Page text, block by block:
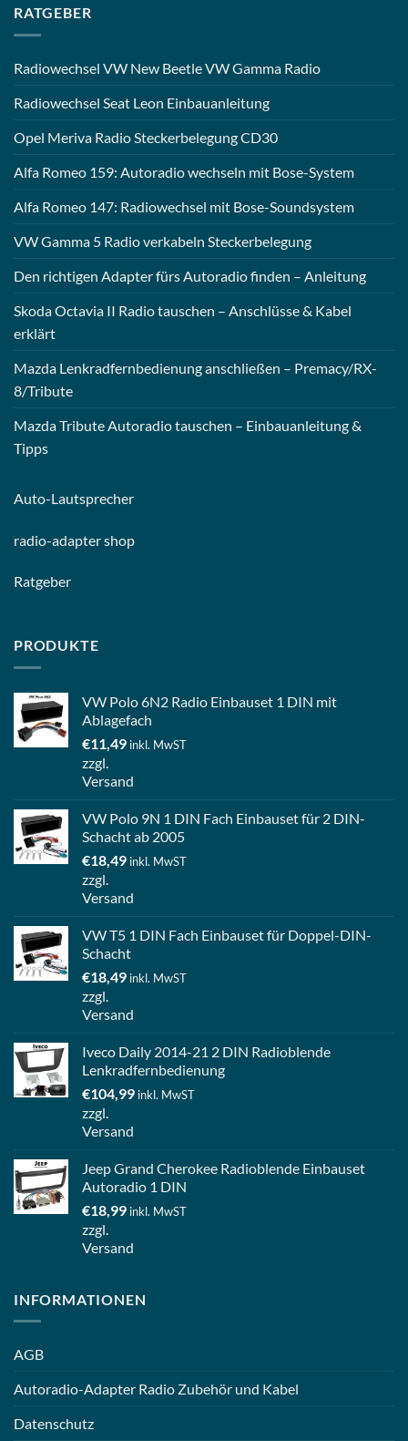
RATGEBER
Radiowechsel VW New Beetle VW Gamma Radio
Radiowechsel Seat Leon Einbauanleitung
Opel Meriva Radio Steckerbelegung CD30
Alfa Romeo 159: Autoradio wechseln mit Bose-System
Alfa Romeo 147: Radiowechsel mit Bose-Soundsystem
VW Gamma 5 Radio verkabeln Steckerbelegung
Den richtigen Adapter fürs Autoradio finden – Anleitung
Skoda Octavia II Radio tauschen – Anschlüsse & Kabel
erklärt
Mazda Lenkradfernbedienung anschließen – Premacy/RX-
8/Tribute
Mazda Tribute Autoradio tauschen – Einbauanleitung &
Tipps
Auto-Lautsprecher
radio-adapter shop
Ratgeber
PRODUKTE
VW Polo 6N2 Radio Einbauset 1 DIN mit
Ablagefach
€11,49 inkl. MwST
zzgl.
Versand
VW Polo 9N 1 DIN Fach Einbauset für 2 DIN-
Schacht ab 2005
€18,49 inkl. MwST
zzgl.
Versand
VW T5 1 DIN Fach Einbauset für Doppel-DIN-
Schacht
€18,49 inkl. MwST
zzgl.
Versand
Iveco Daily 2014-21 2 DIN Radioblende
Lenkradfernbedienung
€104,99 inkl. MwST
zzgl.
Versand
Jeep Grand Cherokee Radioblende Einbauset
Autoradio 1 DIN
€18,99 inkl. MwST
zzgl.
Versand
INFORMATIONEN
AGB
Autoradio-Adapter Radio Zubehör und Kabel
Datenschutz